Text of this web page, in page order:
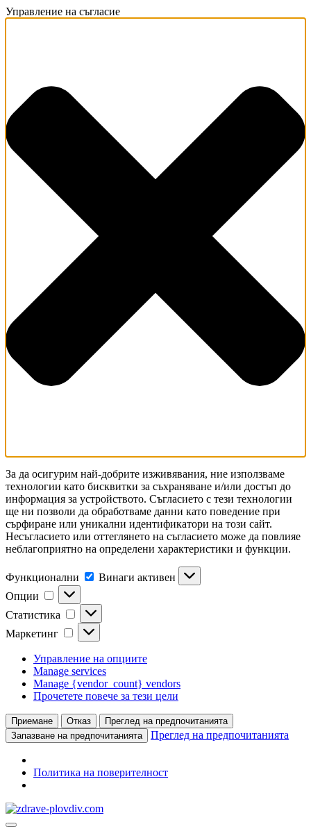
Управление на съгласие
За да осигурим най-добрите изживявания, ние използваме
технологии като бисквитки за съхраняване и/или достъп до
информация за устройството. Съгласието с тези технологии
ще ни позволи да обработваме данни като поведение при
сърфиране или уникални идентификатори на този сайт.
Несъгласието или оттеглянето на съгласието може да повлияе
неблагоприятно на определени характеристики и функции.
Функционални Функционални
Винаги активен
Опции
Опции
Статистика Статистика
Маркетинг Маркетинг
Управление на опциите
Manage services
Manage {vendor_count} vendors
Прочетете повече за тези цели
Приемане Отказ
Преглед на предпочитанията
Запазване на предпочитанията
Преглед на предпочитанията
Политика на поверителност
Преминете
към
Основно